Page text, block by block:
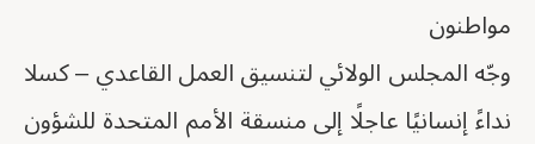
مواطنون
وجّه المجلس الولائي لتنسيق العمل القاعدي – كسلا
نداءً إنسانيًا عاجلًا إلى منسقة الأمم المتحدة للشؤون